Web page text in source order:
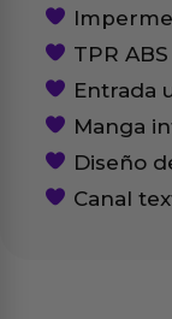
TPR ABS
Entrada
Manga
Diseño
Canal